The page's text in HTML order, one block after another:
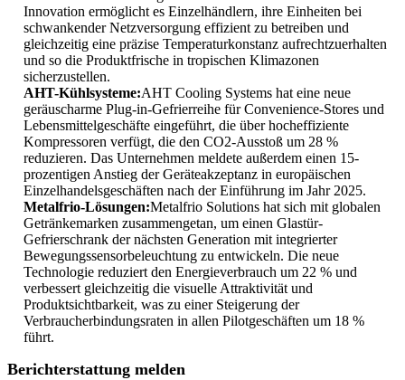
Innovation ermöglicht es Einzelhändlern, ihre Einheiten bei
schwankender Netzversorgung effizient zu betreiben und
gleichzeitig eine präzise Temperaturkonstanz aufrechtzuerhalten
und so die Produktfrische in tropischen Klimazonen
sicherzustellen.
AHT-Kühlsysteme:AHT Cooling Systems hat eine neue
geräuscharme Plug-in-Gefrierreihe für Convenience-Stores und
Lebensmittelgeschäfte eingeführt, die über hocheffiziente
Kompressoren verfügt, die den CO2-Ausstoß um 28 %
reduzieren. Das Unternehmen meldete außerdem einen 15-
prozentigen Anstieg der Geräteakzeptanz in europäischen
Einzelhandelsgeschäften nach der Einführung im Jahr 2025.
Metalfrio-Lösungen:Metalfrio Solutions hat sich mit globalen
Getränkemarken zusammengetan, um einen Glastür-
Gefrierschrank der nächsten Generation mit integrierter
Bewegungssensorbeleuchtung zu entwickeln. Die neue
Technologie reduziert den Energieverbrauch um 22 % und
verbessert gleichzeitig die visuelle Attraktivität und
Produktsichtbarkeit, was zu einer Steigerung der
Verbraucherbindungsraten in allen Pilotgeschäften um 18 %
führt.
Berichterstattung melden